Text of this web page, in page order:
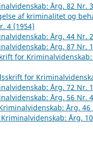
Årg. 82 Nr.
af kriminalitet og
4 (1954)
Årg. 44 Nr.
Årg. 87 Nr.
for
for
Årg. 72 Nr.
Årg. 56 Nr.
Årg. 46
Årg.